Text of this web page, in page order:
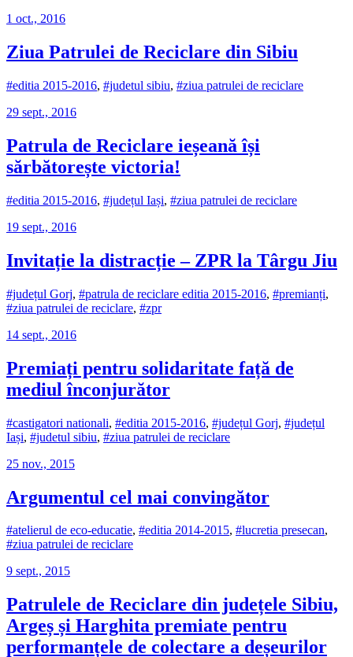
1 oct., 2016
Ziua Patrulei de Reciclare din Sibiu
#editia 2015-2016, #judetul sibiu, #ziua patrulei de reciclare
29 sept., 2016
Patrula de Reciclare ieșeană își
sărbătorește victoria!
#editia 2015-2016, #județul Iași, #ziua patrulei de reciclare
19 sept., 2016
Invitație la distracție – ZPR la Târgu Jiu
#județul Gorj, #patrula de reciclare editia 2015-2016, #premianți,
#ziua patrulei de reciclare, #zpr
14 sept., 2016
Premiați pentru solidaritate față de
mediul înconjurător
#castigatori nationali, #editia 2015-2016, #județul Gorj, #județul
Iași, #judetul sibiu, #ziua patrulei de reciclare
25 nov., 2015
Argumentul cel mai convingător
#atelierul de eco-educatie, #editia 2014-2015, #lucretia presecan,
#ziua patrulei de reciclare
9 sept., 2015
Patrulele de Reciclare din județele Sibiu,
Argeș și Harghita premiate pentru
performanțele de colectare a deșeurilor